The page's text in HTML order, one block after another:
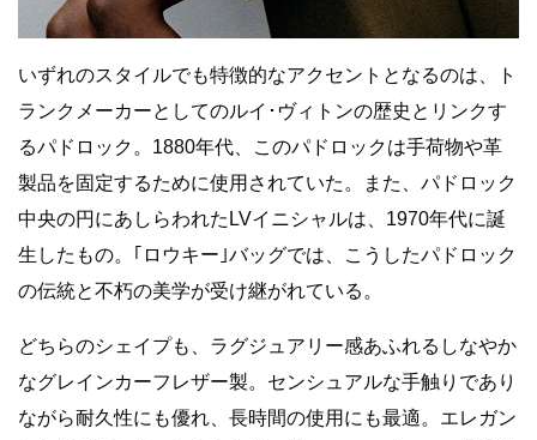
いずれのスタイルでも特徴的なアクセントとなるのは、ト
ランクメーカーとしてのルイ･ヴィトンの歴史とリンクす
るパドロック。1880年代、このパドロックは手荷物や革
製品を固定するために使用されていた。また、パドロック
中央の円にあしらわれたLVイニシャルは、1970年代に誕
生したもの。｢ロウキー｣バッグでは、こうしたパドロック
の伝統と不朽の美学が受け継がれている。
どちらのシェイプも、ラグジュアリー感あふれるしなやか
なグレインカーフレザー製。センシュアルな手触りであり
ながら耐久性にも優れ、長時間の使用にも最適。エレガン